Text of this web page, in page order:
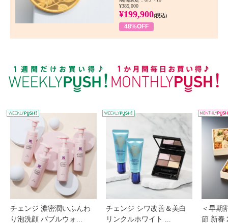
¥385,000
¥199,900(税込)
48%OFF
WEEKLY PUSH
チェンジ 濃密潤いふんわ
り泡洗顔 バブルウォ...
チェンジ シワ改善＆美白
リンクルホワイト ...
＜早期
節 新春